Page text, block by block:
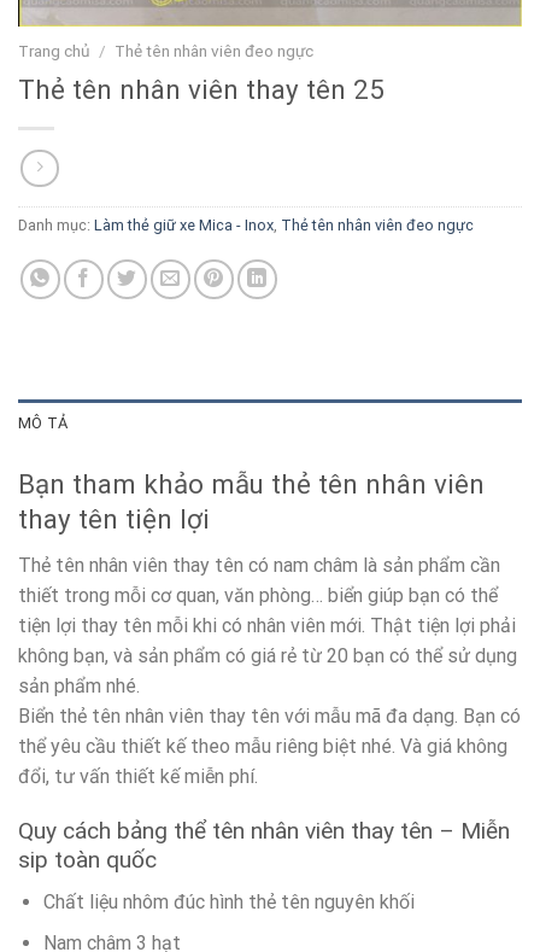
Trang chủ / Thẻ tên nhân viên đeo ngực
Thẻ tên nhân viên thay tên 25
Danh mục: Làm thẻ giữ xe Mica - Inox, Thẻ tên nhân viên đeo ngực
MÔ TẢ
Bạn tham khảo mẫu thẻ tên nhân viên
thay tên tiện lợi
Thẻ tên nhân viên thay tên có nam châm là sản phẩm cần
thiết trong mỗi cơ quan, văn phòng… biển giúp bạn có thể
tiện lợi thay tên mỗi khi có nhân viên mới. Thật tiện lợi phải
không bạn, và sản phẩm có giá rẻ từ 20 bạn có thể sử dụng
sản phẩm nhé.
Biển thẻ tên nhân viên thay tên với mẫu mã đa dạng. Bạn có
thể yêu cầu thiết kế theo mẫu riêng biệt nhé. Và giá không
đổi, tư vấn thiết kế miễn phí.
Quy cách bảng thể tên nhân viên thay tên – Miễn
sip toàn quốc
Chất liệu nhôm đúc hình thẻ tên nguyên khối
Nam châm 3 hạt